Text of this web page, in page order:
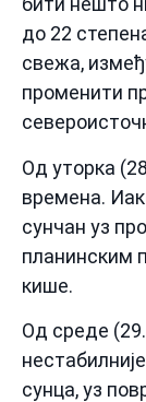
до 22
свежа,
променити
Од уторка
времена.
сунчан уз
планинским
кише.
Од среде
сунца, уз